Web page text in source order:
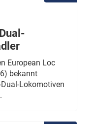
European Loc
bekannt
Lokomotiven